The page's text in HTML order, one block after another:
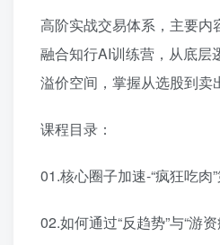
高阶实战交易体系，主要内
融合知行AI训练营，从底层
溢价空间，掌握从选股到卖
课程目录：
01.核心圈子加速-“疯狂吃
02.如何通过“反趋势”与“游